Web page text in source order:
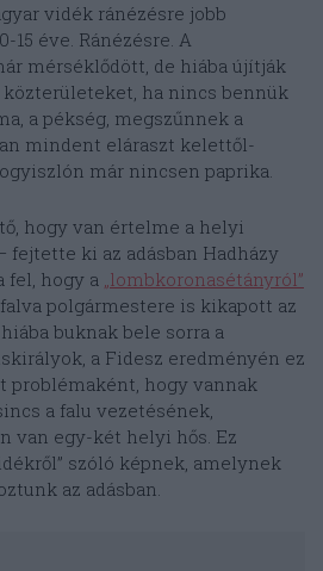
vidék ránézésre jobb
15 éve. Ránézésre. A
mérséklődött, de hiába újítják
ha nincs bennük
a pékség, megszűnnek a
mindent eláraszt kelettől-
már nincsen paprika.
hogy van értelme a helyi
ki az adásban Hadházy
fel, hogy a „lombkoronasétányról”
polgármestere is kikapott az
buknak bele sorra a
a Fidesz eredményén ez
problémaként, hogy vannak
a falu vezetésének,
van egy-két helyi hős. Ez
szóló képnek, amelynek
az adásban.